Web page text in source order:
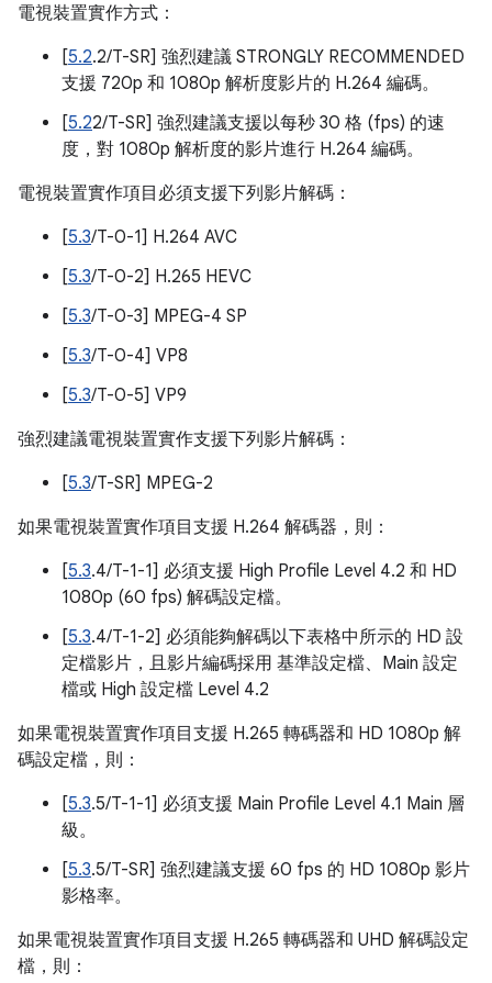
電視裝置實作方式：
[5.2.2/T-SR] 強烈建議 STRONGLY RECOMMENDED
支援 720p 和 1080p 解析度影片的 H.264 編碼。
[5.22/T-SR] 強烈建議支援以每秒 30 格 (fps) 的速
度，對 1080p 解析度的影片進行 H.264 編碼。
電視裝置實作項目必須支援下列影片解碼：
[5.3/T-0-1] H.264 AVC
[5.3/T-0-2] H.265 HEVC
[5.3/T-0-3] MPEG-4 SP
[5.3/T-0-4] VP8
[5.3/T-0-5] VP9
強烈建議電視裝置實作支援下列影片解碼：
[5.3/T-SR] MPEG-2
如果電視裝置實作項目支援 H.264 解碼器，則：
[5.3.4/T-1-1] 必須支援 High Profile Level 4.2 和 HD
1080p (60 fps) 解碼設定檔。
[5.3.4/T-1-2] 必須能夠解碼以下表格中所示的 HD 設
定檔影片，且影片編碼採用 基準設定檔、Main 設定
檔或 High 設定檔 Level 4.2
如果電視裝置實作項目支援 H.265 轉碼器和 HD 1080p 解
碼設定檔，則：
[5.3.5/T-1-1] 必須支援 Main Profile Level 4.1 Main 層
級。
[5.3.5/T-SR] 強烈建議支援 60 fps 的 HD 1080p 影片
影格率。
如果電視裝置實作項目支援 H.265 轉碼器和 UHD 解碼設定
檔，則：